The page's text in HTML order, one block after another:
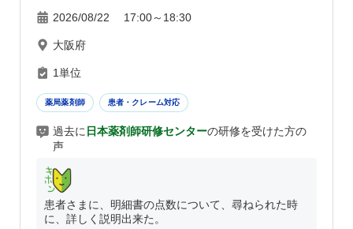
2026/08/22 17:00～18:30
大阪府
1単位
薬局薬剤師 患者・クレーム対応
過去に 日本薬剤師研修センターの研修を受けた方の
声
患者さまに、明細書の点数について、尋ねられた時
に、詳しく説明出来た。